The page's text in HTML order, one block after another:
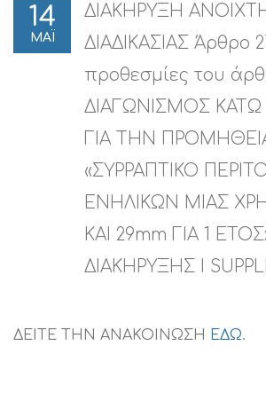
14
ΜΑΪ
ΔΙΑΚΗΡΥΞΗ
ΔΙΑΔΙΚΑΣΙΑΣ Άρθρο
προθεσμίες του
ΔΙΑΓΩΝΙΣΜΟΣ
ΓΙΑ ΤΗΝ
«ΣΥΡΡΑΠΤΙΚΟ
ΕΝΗΛΙΚΩΝ ΜΙΑΣ
ΚΑΙ 29mm ΓΙΑ 1
ΔΙΑΚΗΡΥΞΗΣ I
ΔΕΙΤΕ ΤΗΝ ΑΝΑΚΟΙΝΩΣΗ ΕΔΩ.